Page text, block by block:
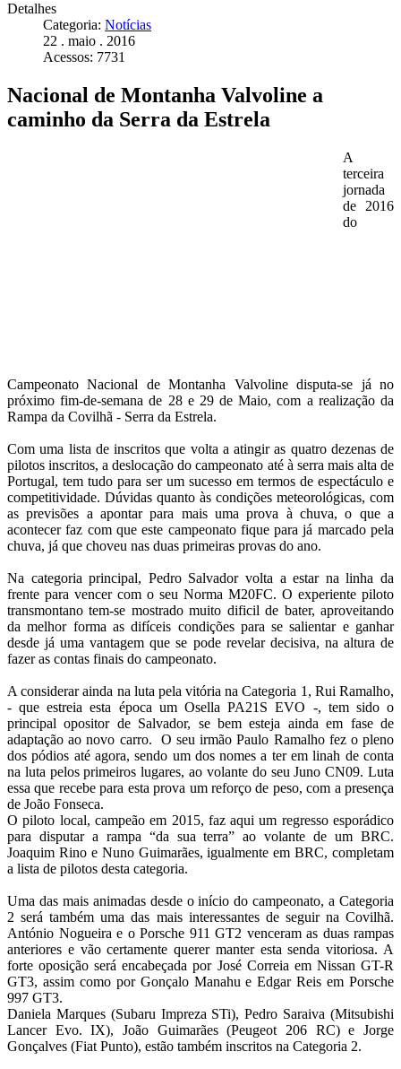
Detalhes
Categoria: Notícias
22 . maio . 2016
Acessos: 7731
Nacional de Montanha Valvoline a
caminho da Serra da Estrela
A
terceira
jornada
de 2016
do
Campeonato Nacional de Montanha Valvoline disputa-se já no
próximo fim-de-semana de 28 e 29 de Maio, com a realização da
Rampa da Covilhã - Serra da Estrela.
Com uma lista de inscritos que volta a atingir as quatro dezenas de
pilotos inscritos, a deslocação do campeonato até à serra mais alta de
Portugal, tem tudo para ser um sucesso em termos de espectáculo e
competitividade. Dúvidas quanto às condições meteorológicas, com
as previsões a apontar para mais uma prova à chuva, o que a
acontecer faz com que este campeonato fique para já marcado pela
chuva, já que choveu nas duas primeiras provas do ano.
Na categoria principal, Pedro Salvador volta a estar na linha da
frente para vencer com o seu Norma M20FC. O experiente piloto
transmontano tem-se mostrado muito dificil de bater, aproveitando
da melhor forma as difíceis condições para se salientar e ganhar
desde já uma vantagem que se pode revelar decisiva, na altura de
fazer as contas finais do campeonato.
A considerar ainda na luta pela vitória na Categoria 1, Rui Ramalho,
- que estreia esta época um Osella PA21S EVO -, tem sido o
principal opositor de Salvador, se bem esteja ainda em fase de
adaptação ao novo carro. O seu irmão Paulo Ramalho fez o pleno
dos pódios até agora, sendo um dos nomes a ter em linah de conta
na luta pelos primeiros lugares, ao volante do seu Juno CN09. Luta
essa que recebe para esta prova um reforço de peso, com a presença
de João Fonseca.
O piloto local, campeão em 2015, faz aqui um regresso esporádico
para disputar a rampa “da sua terra” ao volante de um BRC.
Joaquim Rino e Nuno Guimarães, igualmente em BRC, completam
a lista de pilotos desta categoria.
Uma das mais animadas desde o início do campeonato, a Categoria
2 será também uma das mais interessantes de seguir na Covilhã.
António Nogueira e o Porsche 911 GT2 venceram as duas rampas
anteriores e vão certamente querer manter esta senda vitoriosa. A
forte oposição será encabeçada por José Correia em Nissan GT-R
GT3, assim como por Gonçalo Manahu e Edgar Reis em Porsche
997 GT3.
Daniela Marques (Subaru Impreza STi), Pedro Saraiva (Mitsubishi
Lancer Evo. IX), João Guimarães (Peugeot 206 RC) e Jorge
Gonçalves (Fiat Punto), estão também inscritos na Categoria 2.